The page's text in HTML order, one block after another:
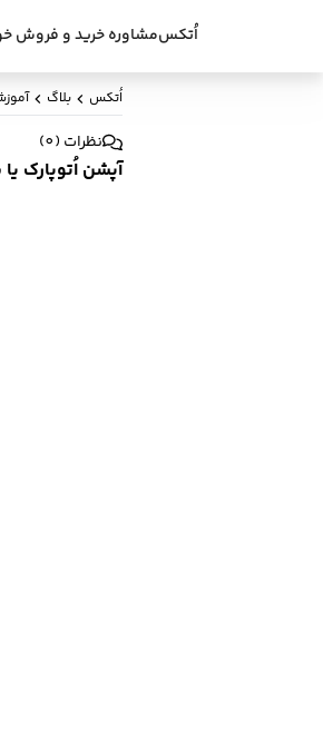
اُتکسمشاوره خرید و فروش
اُتکس بلاگ
نظرات (
0
)
آپشن اُتوپارک